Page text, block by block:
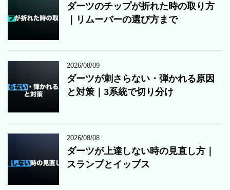
ダーツのチップが折れた時の取り方
｜リムーバーの選び方まで
2026/08/09
ダーツが刺さらない・弾かれる原因
と対策｜3系統で切り分け
2026/08/08
ダーツが上達しない時の見直し方｜
スランプとイップス